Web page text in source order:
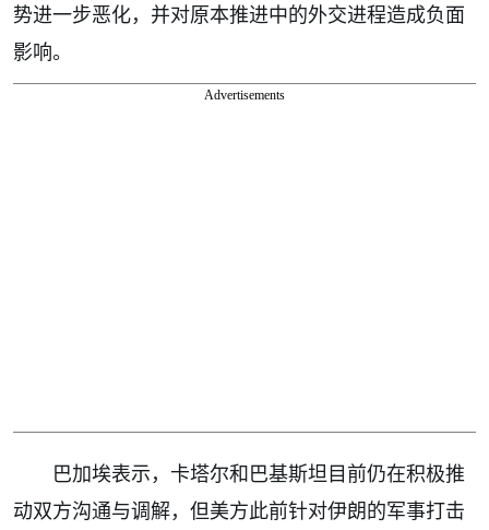
势进一步恶化，并对原本推进中的外交进程造成负面
影响。
Advertisements
巴加埃表示，卡塔尔和巴基斯坦目前仍在积极推
动双方沟通与调解，但美方此前针对伊朗的军事打击